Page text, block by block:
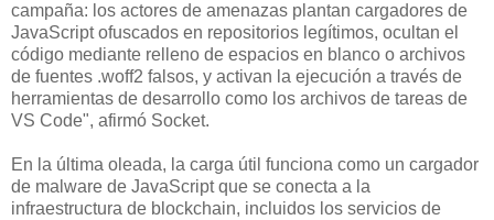
campaña: los actores de amenazas plantan cargadores de
JavaScript ofuscados en repositorios legítimos, ocultan el
código mediante relleno de espacios en blanco o archivos
de fuentes .woff2 falsos, y activan la ejecución a través de
herramientas de desarrollo como los archivos de tareas de
VS Code", afirmó Socket.
En la última oleada, la carga útil funciona como un cargador
de malware de JavaScript que se conecta a la
infraestructura de blockchain, incluidos los servicios de